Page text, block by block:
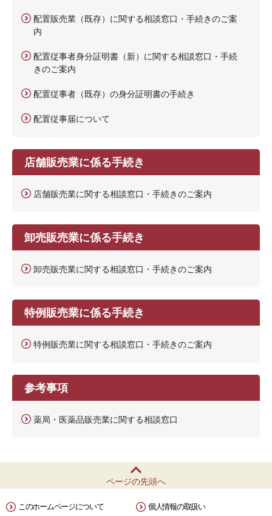
配置販売業（既存）に関する相談窓口・手続きのご案
内
配置従事者身分証明書（新）に関する相談窓口・手続
きのご案内
配置従事者（既存）の身分証明書の手続き
配置従事届について
店舗販売業に係る手続き
店舗販売業に関する相談窓口・手続きのご案内
卸売販売業に係る手続き
卸売販売業に関する相談窓口・手続きのご案内
特例販売業に係る手続き
特例販売業に関する相談窓口・手続きのご案内
参考事項
薬局・医薬品販売業に関する相談窓口
ページの先頭へ
このホームページについて 個人情報の取扱い